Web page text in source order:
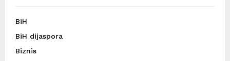
BiH
BiH dijaspora
Biznis